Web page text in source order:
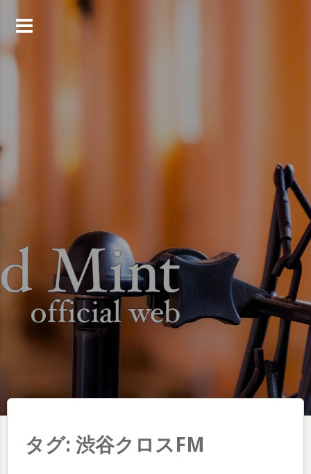
テ
ン
ッ
プ
タグ: 渋谷クロスFM